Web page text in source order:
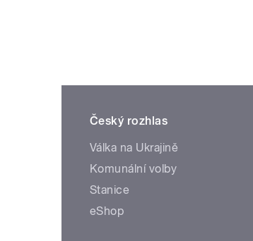
Český rozhlas
Válka na Ukrajině
Komunální volby
Stanice
eShop